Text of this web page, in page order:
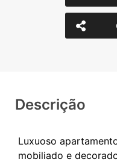
Descrição
Luxuoso
mobiliado e